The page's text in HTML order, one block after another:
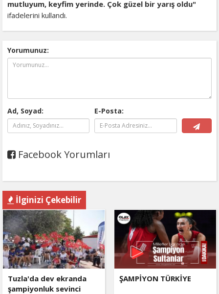
mutluyum, keyfim yerinde. Çok güzel bir yarış oldu"
ifadelerini kullandı.
Yorumunuz:
Ad, Soyad: E-Posta:
Facebook Yorumları
İlginizi Çekebilir
Tuzla'da dev ekranda
şampiyonluk sevinci
ŞAMPİYON TÜRKİYE